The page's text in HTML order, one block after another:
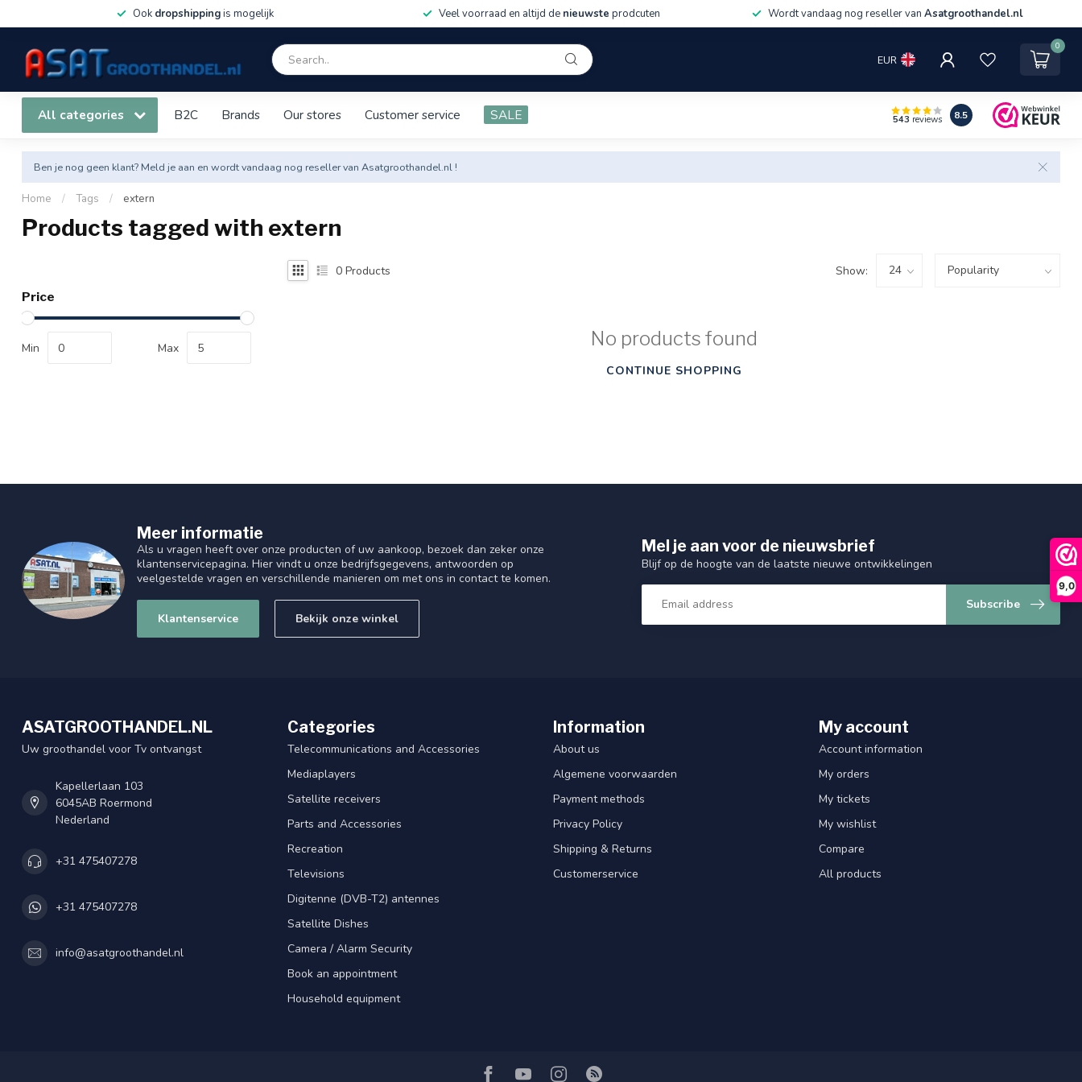
9,0
Ook dropshippingis mogelijk Veel voorraad en altijd de nieuwste prodcuten Wordt vandaag nog reseller van Asatgroothandel.nl
EUR
0
All categories B2C Brands Our stores Customer service SALE 543 reviews 8.5
Ben je nog geen klant? Meld je aan en wordt vandaag nog reseller van Asatgroothandel.nl !
Home / Tags / extern
Products tagged with extern
Price
Min Max
0 Products Show:
No products found
CONTINUE SHOPPING
Meer informatie
Als u vragen heeft over onze producten of uw aankoop, bezoek dan zeker onze
klantenservicepagina. Hier vindt u onze bedrijfsgegevens, antwoorden op
veelgestelde vragen en verschillende manieren om met ons in contact te komen.
Klantenservice Bekijk onze winkel
Mel je aan voor de nieuwsbrief
Blijf op de hoogte van de laatste nieuwe ontwikkelingen
Subscribe
ASATGROOTHANDEL.NL
Uw groothandel voor Tv ontvangst
Kapellerlaan 103
6045AB Roermond
Nederland
+31 475407278
+31 475407278
info@asatgroothandel.nl
Categories
Telecommunications and Accessories
Mediaplayers
Satellite receivers
Parts and Accessories
Recreation
Televisions
Digitenne (DVB-T2) antennes
Satellite Dishes
Camera / Alarm Security
Book an appointment
Household equipment
Information
About us
Algemene voorwaarden
Payment methods
Privacy Policy
Shipping & Returns
Customerservice
My account
Account information
My orders
My tickets
My wishlist
Compare
All products